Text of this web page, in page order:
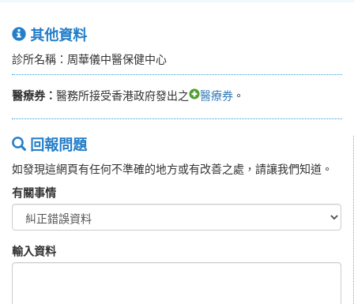
其他資料
診所名稱：周華儀中醫保健中心
醫療券： 醫務所接受香港政府發出之 醫療券 。
回報問題
如發現這網頁有任何不準確的地方或有改善之處，請讓我們知道。
有關事情
輸入資料